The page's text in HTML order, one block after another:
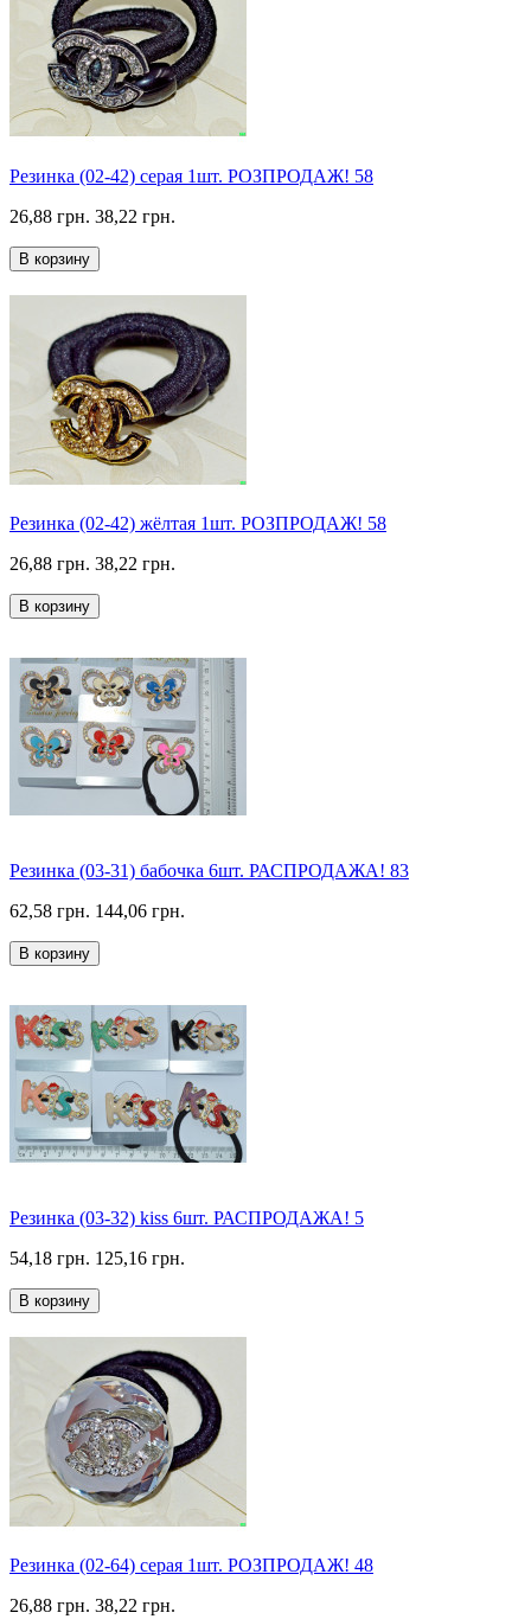
Резинка (02-42) серая 1шт. РОЗПРОДАЖ! 58
26,88 грн. 38,22 грн.
В корзину
Резинка (02-42) жёлтая 1шт. РОЗПРОДАЖ! 58
26,88 грн. 38,22 грн.
В корзину
Резинка (03-31) бабочка 6шт. РАСПРОДАЖА! 83
62,58 грн. 144,06 грн.
В корзину
Резинка (03-32) kiss 6шт. РАСПРОДАЖА! 5
54,18 грн. 125,16 грн.
В корзину
Резинка (02-64) серая 1шт. РОЗПРОДАЖ! 48
26,88 грн. 38,22 грн.